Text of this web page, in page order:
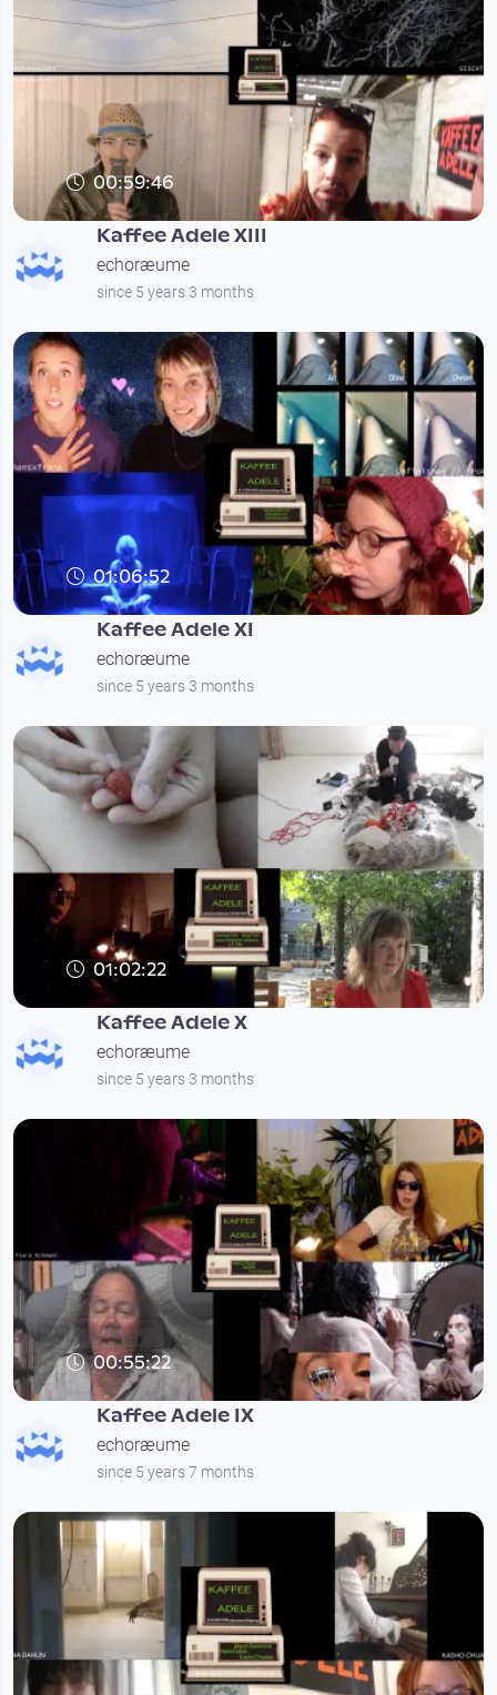
00:59:46
Kaffee Adele XIII
echoræume
since 5 years 3 months
01:06:52
Kaffee Adele XI
echoræume
since 5 years 3 months
01:02:22
Kaffee Adele X
echoræume
since 5 years 3 months
00:55:22
Kaffee Adele IX
echoræume
since 5 years 7 months